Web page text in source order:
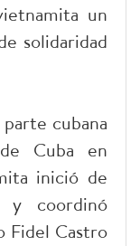
un
solidaridad
cubana
Cuba en
inició de
y coordinó
Fidel Castro